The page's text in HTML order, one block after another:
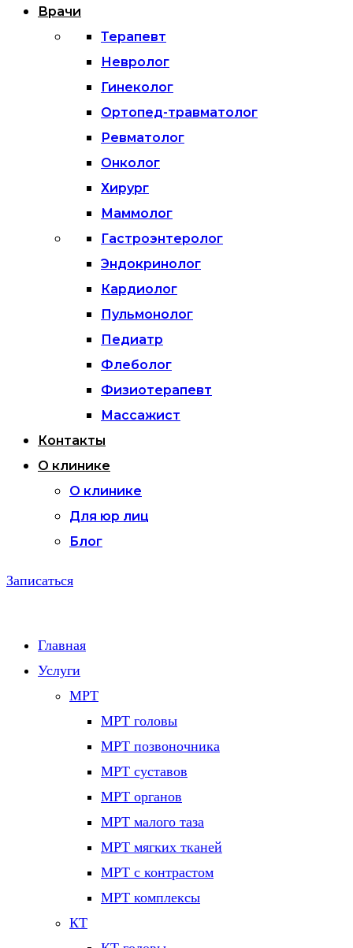
Врачи
Терапевт
Невролог
Гинеколог
Ортопед-травматолог
Ревматолог
Онколог
Хирург
Маммолог
Гастроэнтеролог
Эндокринолог
Кардиолог
Пульмонолог
Педиатр
Флеболог
Физиотерапевт
Массажист
Контакты
О клинике
О клинике
Для юр лиц
Блог
Записаться
Главная
Услуги
МРТ
МРТ головы
МРТ позвоночника
МРТ суставов
МРТ органов
МРТ малого таза
МРТ мягких тканей
МРТ с контрастом
МРТ комплексы
КТ